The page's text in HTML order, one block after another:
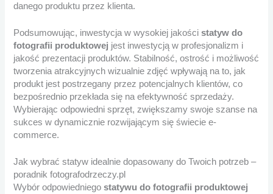
danego produktu przez klienta.
Podsumowując, inwestycja w wysokiej jakościstatyw do
fotografii produktowej jest inwestycją w profesjonalizm i
jakość prezentacji produktów. Stabilność, ostrość i możliwość
tworzenia atrakcyjnych wizualnie zdjęć wpływają na to, jak
produkt jest postrzegany przez potencjalnych klientów, co
bezpośrednio przekłada się na efektywność sprzedaży.
Wybierając odpowiedni sprzęt, zwiększamy swoje szanse na
sukces w dynamicznie rozwijającym się świecie e-
commerce.
Jak wybrać statyw idealnie dopasowany do Twoich potrzeb –
poradnik fotografodrzeczy.pl
Wybór odpowiedniegostatywu do fotografii produktowej